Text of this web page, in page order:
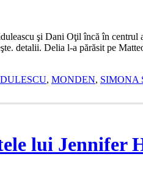
şi Dani Oţil încă în centrul
detalii. Delia l-a părăsit pe
, MONDEN, SIMONA
lui Jennifer